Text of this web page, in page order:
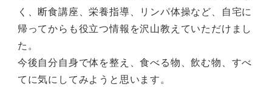
く、断食講座、栄養指導、リンパ体操など、自宅に
帰ってからも役立つ情報を沢山教えていただけまし
た。
今後自分自身で体を整え、食べる物、飲む物、すべ
てに気にしてみようと思います。